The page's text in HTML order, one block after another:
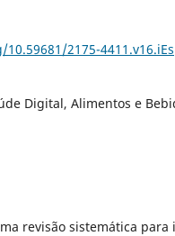
2175-
Digital, Alimentos e
revisão sistemática